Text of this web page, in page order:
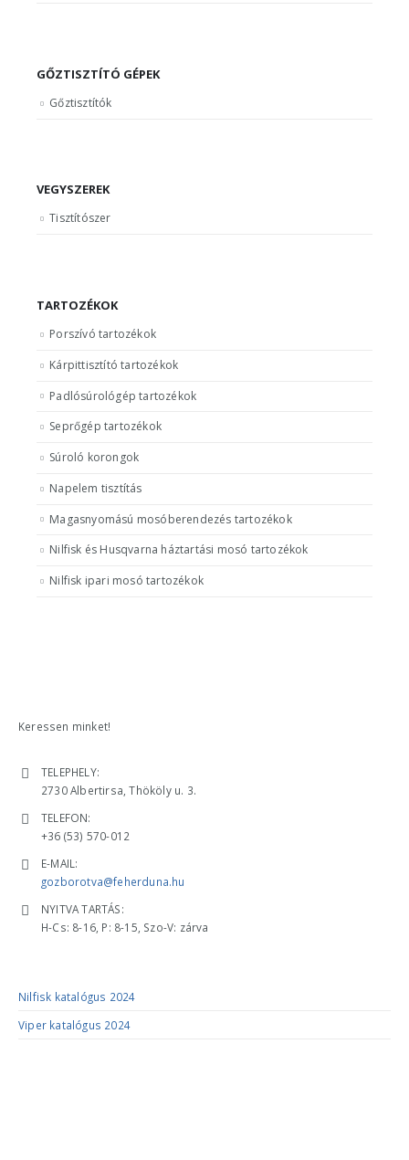
GŐZTISZTÍTÓ GÉPEK
Gőztisztítók
VEGYSZEREK
Tisztítószer
TARTOZÉKOK
Porszívó tartozékok
Kárpittisztító tartozékok
Padlósúrológép tartozékok
Seprőgép tartozékok
Súroló korongok
Napelem tisztítás
Magasnyomású mosóberendezés tartozékok
Nilfisk és Husqvarna háztartási mosó tartozékok
Nilfisk ipari mosó tartozékok
Keressen minket!
TELEPHELY:
2730 Albertirsa, Thököly u. 3.
TELEFON:
+36 (53) 570-012
E-MAIL:
gozborotva@feherduna.hu
NYITVA TARTÁS:
H-Cs: 8-16, P: 8-15, Szo-V: zárva
Nilfisk katalógus 2024
Viper katalógus 2024